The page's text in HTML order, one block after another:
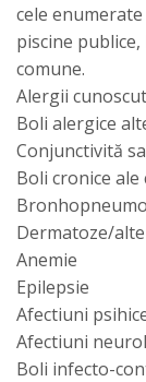
cele
piscine
comune.
Alergii
Boli alergice
Conjunctivită
Boli cronice
Dermatoze/
Anemie
Epilepsie
Afectiuni
Afectiuni
Boli infecto-